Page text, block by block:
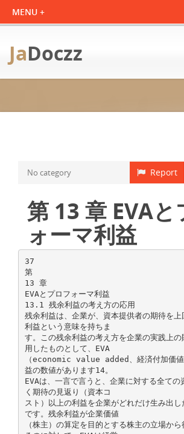
JaDoczz
Report
No category
第 13 章 EVAと
ォーマ利益
37
第
13 章
EVAとプロフォーマ利益
13.1 残余利益の考え方の応用
残余利益は、企業が、資本提供者の期待を上
利益という意味を持ちま
す。この残余利益の考え方を企業の実践上
用したものとして、EVA
（economic value added、経済付加価値
益の数値があります14。
EVAは、一言で言うと、企業に対する全ての
く期待の見返り（資本コ
スト）以上の利益を企業がどれだけ生み出
です。残余利益が企業価値
（株主）の算定を目的とする株主の立場か